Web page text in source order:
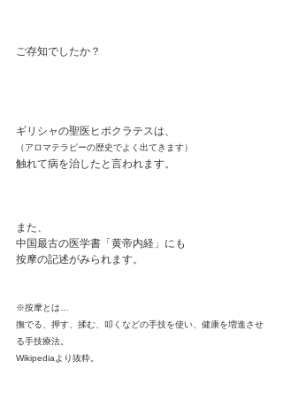
ご存知でしたか？
ギリシャの聖医ヒポクラテスは、
（アロマテラピーの歴史でよく出てきます）
⁡触れて病を治したと言われます。
⁡また、
中国最古の医学書「黄帝内経」にも
按摩の記述がみられます。
※按摩とは…
撫でる、押す、揉む、叩くなどの手技を使い、健康を増進させ
る手技療法。
Wikipediaより抜粋。